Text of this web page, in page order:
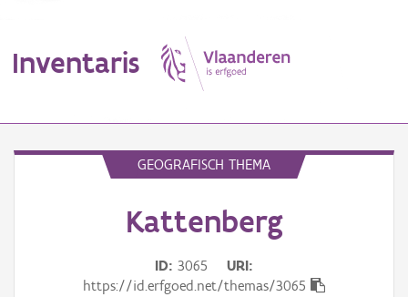
Inventaris
GEOGRAFISCH THEMA
Kattenberg
ID 3065
URI
https://id.erfgoed.net/themas/3065